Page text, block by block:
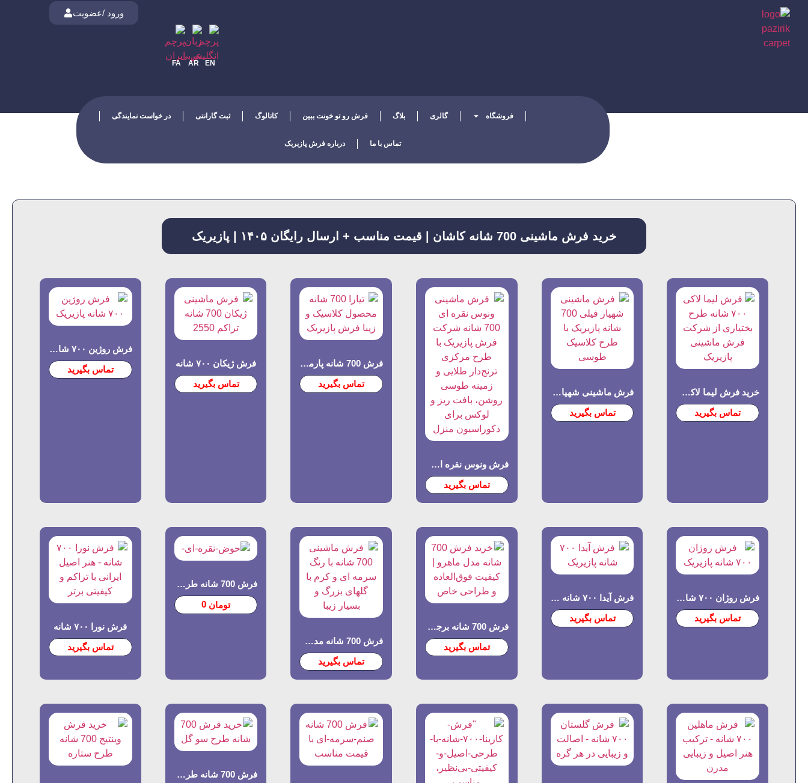
ورود /عضویت
EN
AR
FA
فروشگاه گالری بلاگ فرش رو تو خونت ببین کاتالوگ ثبت گارانتی در خواست نمایندگی
تماس با ما درباره فرش پازیریک
خرید فرش ماشینی 700 شانه کاشان | قیمت مناسب + ارسال رایگان ۱۴۰۵ | پازیریک
خرید فرش لیما لاکی ۷۰۰ شانه | طرح بختیاری اصیل | فرش پازیریک
تماس بگیرید
فرش ماشینی شهیار فیلی 700 شانه | پازیریک – کیفیت تضمینی
تماس بگیرید
فرش ونوس نقره ای ۷۰۰ شانه پازیریک
تماس بگیرید
فرش 700 شانه پارمیدا | شرکت فرش پازیریک کاشان
تماس بگیرید
فرش ژیکان ۷۰۰ شانه
تماس بگیرید
فرش روژین ۷۰۰ شانه برجسته پازیریک
تماس بگیرید
فرش روژان ۷۰۰ شانه پازیریک
تماس بگیرید
فرش آیدا ۷۰۰ شانه برجسته
تماس بگیرید
فرش 700 شانه برجسته مدل ماهرو
تماس بگیرید
فرش 700 شانه مدل رونیا
تماس بگیرید
فرش 700 شانه طرح حوض نقره
تومان
فرش نورا ۷۰۰ شانه
تماس بگیرید
فرش 700 شانه طرح سو گل